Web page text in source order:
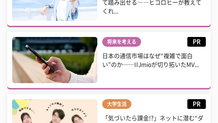
て踏み出せる――ヒコロヒーが教えて
くれ...
将来を考える PR
日本の通信市場はなぜ“複雑で面白
い”のか──IIJmioが切り拓いたMV...
大学生活 PR
「気づいたら課金!?」ネットに潜む“ダ